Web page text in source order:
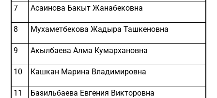
7 Асаинова Бакыт Жанабековна
8 Мухаметбекова Жадыра Ташкеновна
9 Акылбаева Алма Кумархановна
10 Кашкан Марина Владимировна
11 Базильбаева Евгения Викторовна